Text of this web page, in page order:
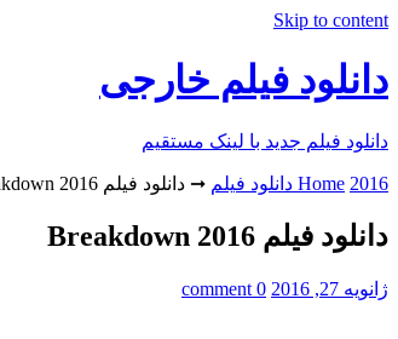
Skip to content
دانلود فیلم خارجی
دانلود فیلم جدید با لینک مستقیم
Home 2016 دانلود فیلم ➞ دانلود فیلم Breakdown 2016
دانلود فیلم Breakdown 2016
ژانویه 27, 2016 0 comment